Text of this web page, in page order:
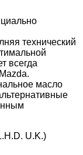
технический
всегда
масло
U.K.)